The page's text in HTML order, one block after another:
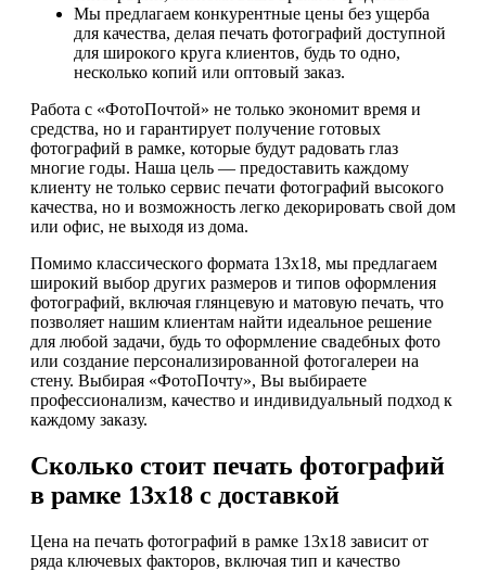
Мы предлагаем конкурентные цены без ущерба
для качества, делая печать фотографий доступной
для широкого круга клиентов, будь то одно,
несколько копий или оптовый заказ.
Работа с «ФотоПочтой» не только экономит время и
средства, но и гарантирует получение готовых
фотографий в рамке, которые будут радовать глаз
многие годы. Наша цель — предоставить каждому
клиенту не только сервис печати фотографий высокого
качества, но и возможность легко декорировать свой дом
или офис, не выходя из дома.
Помимо классического формата 13х18, мы предлагаем
широкий выбор других размеров и типов оформления
фотографий, включая глянцевую и матовую печать, что
позволяет нашим клиентам найти идеальное решение
для любой задачи, будь то оформление свадебных фото
или создание персонализированной фотогалереи на
стену. Выбирая «ФотоПочту», Вы выбираете
профессионализм, качество и индивидуальный подход к
каждому заказу.
Сколько стоит печать фотографий
в рамке 13х18 с доставкой
Цена на печать фотографий в рамке 13х18 зависит от
ряда ключевых факторов, включая тип и качество